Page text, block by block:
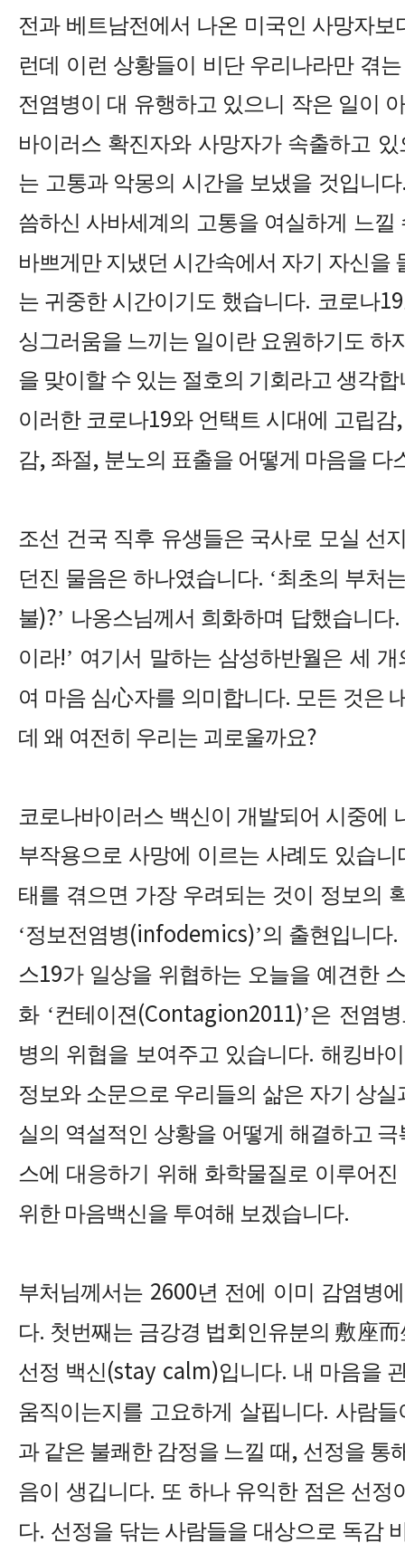
전과 베트남전에서 나온 미국인 사망자보
런데 이런 상황들이 비단 우리나라만 겪
전염병이 대 유행하고 있으니 작은 일이
바이러스 확진자와 사망자가 속출하고
는 고통과 악몽의 시간을 보냈을 것입니다
씀하신 사바세계의 고통을 여실하게 느낄
바쁘게만 지냈던 시간속에서 자기 자신을
는 귀중한 시간이기도 했습니다. 코로나19
싱그러움을 느끼는 일이란 요원하기도 하
을 맞이할 수 있는 절호의 기회라고 생각합
이러한 코로나19와 언택트 시대에 고립감
감, 좌절, 분노의 표출을 어떻게 마음을 다
조선 건국 직후 유생들은 국사로 모실 선
던진 물음은 하나였습니다. ‘최초의 부처
불)?’ 나옹스님께서 희화하며 답했습니다.
이라!’ 여기서 말하는 삼성하반월은 세
여 마음 심心자를 의미합니다. 모든 것은
데 왜 여전히 우리는 괴로울까요?
코로나바이러스 백신이 개발되어 시중에
부작용으로 사망에 이르는 사례도 있습니
태를 겪으면 가장 우려되는 것이 정보의
‘정보전염병(infodemics)’의 출현입니다.
스19가 일상을 위협하는 오늘을 예견한
화 ‘컨테이젼(Contagion2011)’은 전염
병의 위협을 보여주고 있습니다.해킹바
정보와 소문으로 우리들의 삶은 자기 상실
실의 역설적인 상황을 어떻게 해결하고 극
스에 대응하기 위해 화학물질로 이루어
위한 마음백신을 투여해 보겠습니다.
부처님께서는 2600년 전에 이미 감염병
다. 첫번째는 금강경 법회인유분의 敷座
선정 백신(stay calm)입니다. 내 마음을
움직이는지를 고요하게 살핍니다. 사람들
과 같은 불쾌한 감정을 느낄 때 , 선정을 통
음이 생깁니다. 또 하나 유익한 점은 선정
다. 선정을 닦는 사람들을 대상으로 독감